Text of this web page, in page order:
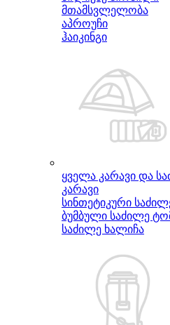
მთამსვლელობა
აპროუჩი
ჰაიკინგი
ყველა კარავი და
კარავი
სინთეტიკური
ბუმბული საძილე
საძილე ხალიჩა